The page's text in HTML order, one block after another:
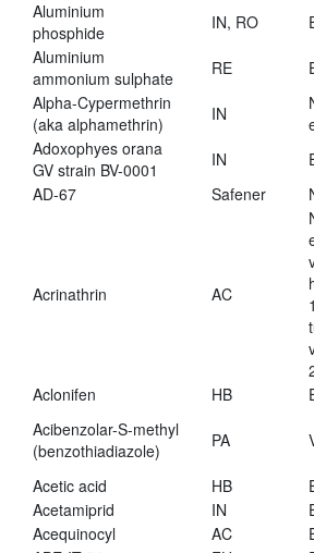
Aluminium
phosphide
IN, RO
Aluminium
ammonium sulphate
RE
Alpha-Cypermethrin
(aka alphamethrin)
IN
Adoxophyes orana
GV strain BV-0001
IN
AD-67
Safener
Acrinathrin AC
Aclonifen HB
Acibenzolar-S-methyl
(benzothiadiazole)
PA
Acetic acid
HB
Acetamiprid
IN
Acequinocyl
AC